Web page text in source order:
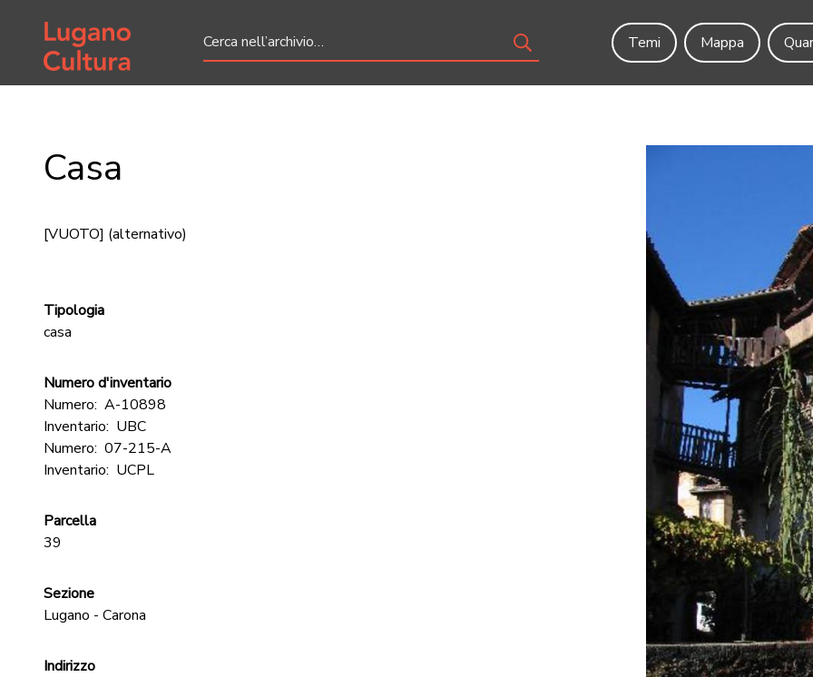
Home page
Temi
Mappa
Casa
[VUOTO] (alternativo)
Tipologia
casa
Numero d'inventario
Numero: A-10898
Inventario: UBC
Numero: 07-215-A
Inventario: UCPL
Parcella
39
Sezione
Lugano - Carona
Indirizzo